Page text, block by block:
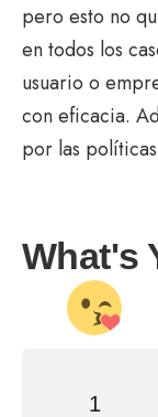
pero esto no
en todos los
usuario o
con eficacia.
por las
What's
1